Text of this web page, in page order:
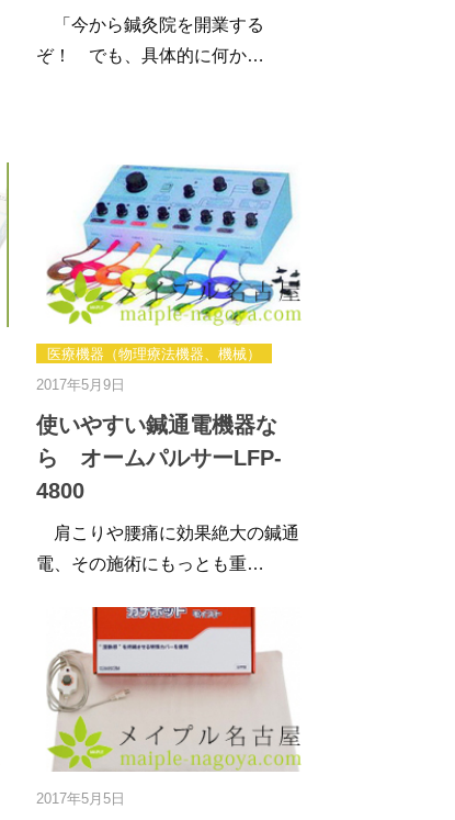
「今から鍼灸院を開業する
ぞ！ でも、具体的に何か…
医療機器（物理療法機器、機械）
2017年5月9日
使いやすい鍼通電機器な
ら オームパルサーLFP-
4800
肩こりや腰痛に効果絶大の鍼通
電、その施術にもっとも重…
2017年5月5日